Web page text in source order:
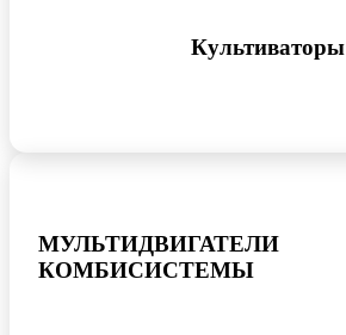
Культиваторы
МУЛЬТИДВИГАТЕЛИ
КОМБИСИСТЕМЫ